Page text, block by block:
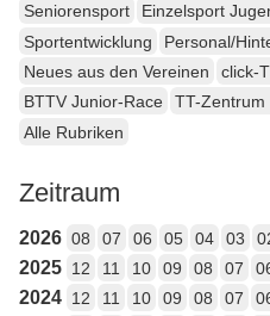
Seniorensport
Einzelsport
Sportentwicklung
Personal/
Neues aus den Vereinen
click-
BTTV Junior-Race
TT-Zentrum
Alle Rubriken
Zeitraum
2026 08 07 06 05 04 03
2025 12 11 10 09 08 07
2024 12 11 10 09 08 07